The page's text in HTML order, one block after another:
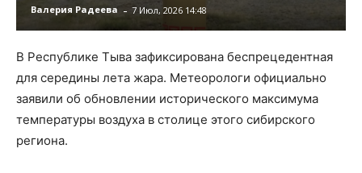
Валерия Радеева - 7 Июл, 2026 14:48
В Республике Тыва зафиксирована беспрецедентная
для середины лета жара. Метеорологи официально
заявили об обновлении исторического максимума
температуры воздуха в столице этого сибирского
региона.